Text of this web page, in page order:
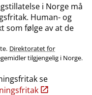
i Norge må
Human- og
som følge av at de
Direktoratet for
tilgjengelig i Norge.
se